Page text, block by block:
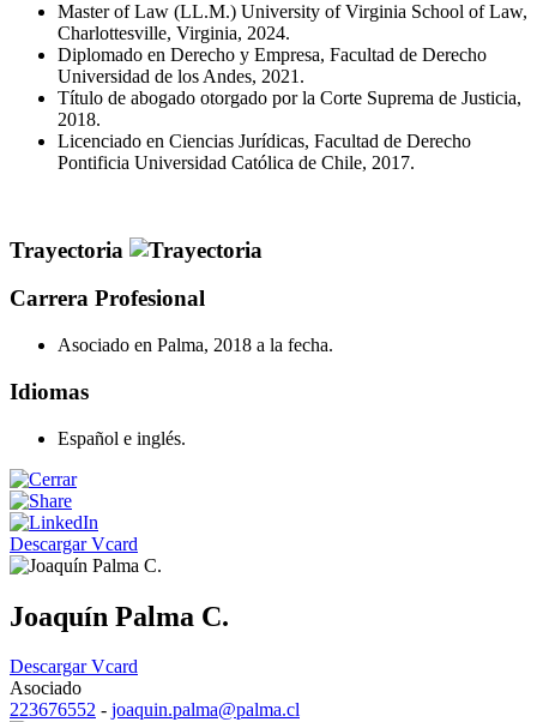
Master of Law (LL.M.) University of Virginia School of Law,
Charlottesville, Virginia, 2024.
Diplomado en Derecho y Empresa, Facultad de Derecho
Universidad de los Andes, 2021.
Título de abogado otorgado por la Corte Suprema de Justicia,
2018.
Licenciado en Ciencias Jurídicas, Facultad de Derecho
Pontificia Universidad Católica de Chile, 2017.
Trayectoria
Carrera Profesional
Asociado en Palma, 2018 a la fecha.
Idiomas
Español e inglés.
Descargar Vcard
Joaquín Palma C.
Descargar Vcard
Asociado
223676552 - joaquin.palma@palma.cl